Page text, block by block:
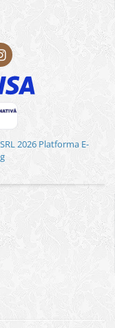
2026 Platforma E-